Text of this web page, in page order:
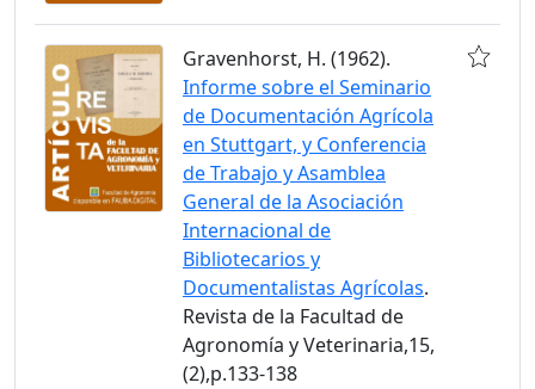
Gravenhorst, H. (1962).
Informe sobre el Seminario
de Documentación Agrícola
en Stuttgart, y Conferencia
de Trabajo y Asamblea
General de la Asociación
Internacional de
Bibliotecarios y
Documentalistas Agrícolas.
Revista de la Facultad de
Agronomía y Veterinaria,15,
(2),p.133-138